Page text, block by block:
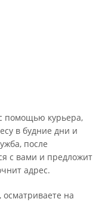
помощью курьера,
в будние дни и
после
с вами и предложит
адрес.
осматриваете на